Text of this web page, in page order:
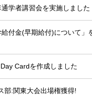
学者講習会を実施しました
給付金(早期給付)について」
Cardを作成しました
部:関東大会出場権獲得!